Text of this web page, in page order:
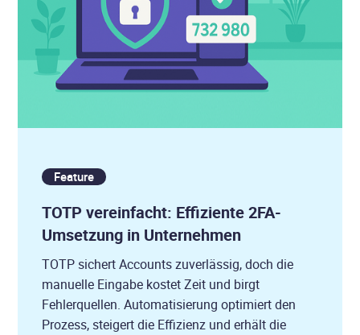
Feature
TOTP vereinfacht: Effiziente 2FA-
Umsetzung in Unternehmen
TOTP sichert Accounts zuverlässig, doch die
manuelle Eingabe kostet Zeit und birgt
Fehlerquellen. Automatisierung optimiert den
Prozess, steigert die Effizienz und erhält die